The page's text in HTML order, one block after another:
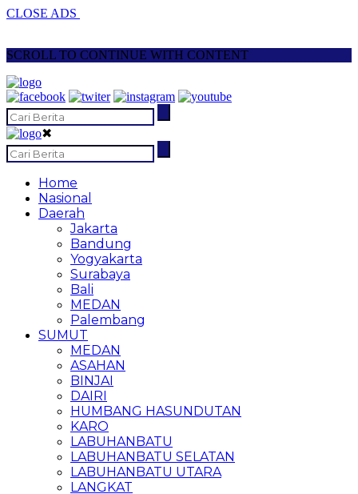
CLOSE ADS
SCROLL TO CONTINUE WITH CONTENT
✖
Home
Nasional
Daerah
Jakarta
Bandung
Yogyakarta
Surabaya
Bali
MEDAN
Palembang
SUMUT
MEDAN
ASAHAN
BINJAI
DAIRI
HUMBANG HASUNDUTAN
KARO
LABUHANBATU
LABUHANBATU SELATAN
LABUHANBATU UTARA
LANGKAT